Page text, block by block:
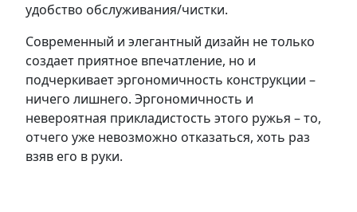
удобство обслуживания/чистки.
Современный и элегантный дизайн не только
создает приятное впечатление, но и
подчеркивает эргономичность конструкции –
ничего лишнего. Эргономичность и
невероятная прикладистость этого ружья – то,
отчего уже невозможно отказаться, хоть раз
взяв его в руки.